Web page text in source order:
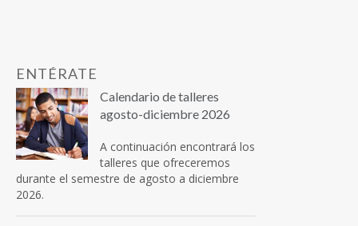
ENTÉRATE
Calendario de talleres
agosto-diciembre 2026
A continuación encontrará los
talleres que ofreceremos
durante el semestre de agosto a diciembre
2026.